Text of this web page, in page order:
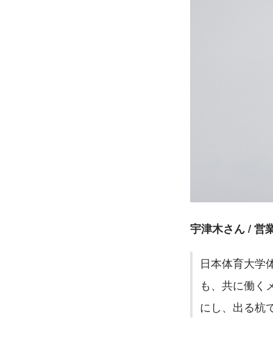
宇津木さん / 営
日本体育大学
も、共に働く
にし、出る杭